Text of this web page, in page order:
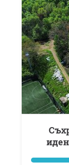
Съхраняване ценностите и